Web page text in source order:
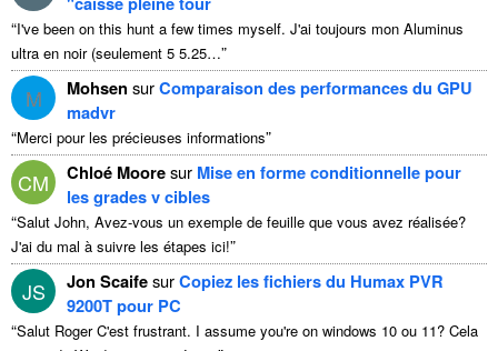
“I've been on this hunt a few times myself. J'ai toujours mon Aluminus
ultra en noir (seulement 5 5.25…”
M Mohsen surComparaison des performances du GPU
madvr
“Merci pour les précieuses informations”
CM Chloé Mooresur Mise en forme conditionnelle pour
les grades v cibles
“Salut John, Avez-vous un exemple de feuille que vous avez réalisée?
J'ai du mal à suivre les étapes ici!”
JS Jon ScaifesurCopiez les fichiers du Humax PVR
9200T pour PC
“Salut Roger C'est frustrant. I assume you're on windows 10 ou 11? Cela